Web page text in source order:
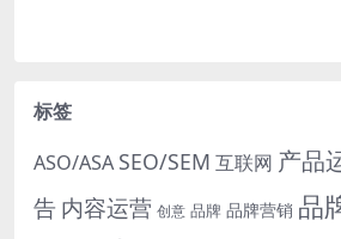
标签
ASO/ASA SEO/SEM 互联网 产品
告 内容运营 创意 品牌 品牌营销 品